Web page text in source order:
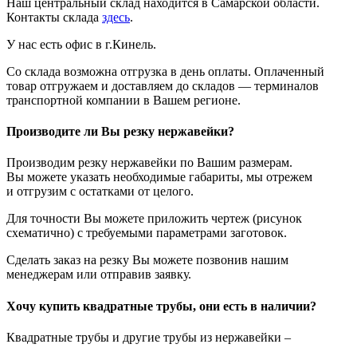
Контакты склада здесь.
У нас есть офис в г.Кинель.
Со склада возможна отгрузка в день оплаты. Оплаченный
товар отгружаем и доставляем до складов — терминалов
транспортной компании в Вашем регионе.
Производите ли Вы резку нержавейки?
Производим резку нержавейки по Вашим размерам.
Вы можете указать необходимые габариты, мы отрежем
и отгрузим с остатками от целого.
Для точности Вы можете приложить чертеж (рисунок
схематично) с требуемыми параметрами заготовок.
Сделать заказ на резку Вы можете позвонив нашим
менеджерам или отправив заявку.
Хочу купить квадратные трубы, они есть в наличии?
Квадратные трубы и другие трубы из нержавейки –